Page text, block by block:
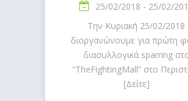
25/02/2018 - 25/02/
Την Κυριακή 25/02/2018
διοργανώνουμε για πρώτη
διασυλλογικά sparring
“TheFightingMall” στο
[Δείτε]